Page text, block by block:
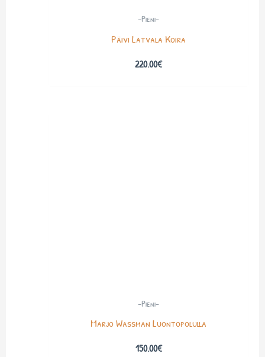
-Pieni-
Päivi Latvala Koira
220.00€
-Pieni-
Marjo Wassman Luontopolulla
150.00€